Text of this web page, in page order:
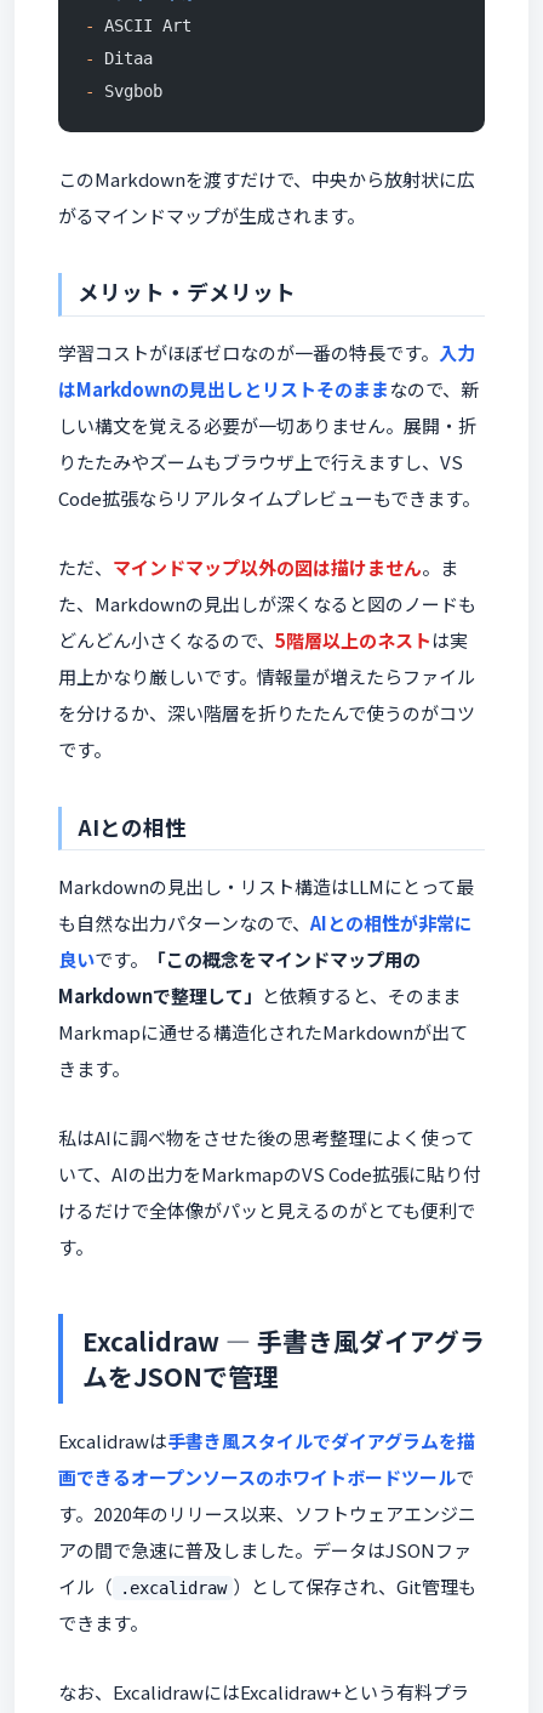
-
ASCII Art
-
Ditaa
-
Svgbob
このMarkdownを渡すだけで、中央から放射状に広
がるマインドマップが生成されます。
メリット・デメリット
学習コストがほぼゼロなのが一番の特長です。 入力
はMarkdownの見出しとリストそのままなので、新
しい構文を覚える必要が一切ありません。展開・折
りたたみやズームもブラウザ上で行えますし、VS
Code拡張ならリアルタイムプレビューもできます。
ただ、 マインドマップ以外の図は描けません。ま
た、Markdownの見出しが深くなると図のノードも
どんどん小さくなるので、 5階層以上のネストは実
用上かなり厳しいです。情報量が増えたらファイル
を分けるか、深い階層を折りたたんで使うのがコツ
です。
AIとの相性
Markdownの見出し・リスト構造はLLMにとって最
も自然な出力パターンなので、 AIとの相性が非常に
良いです。
「この概念をマインドマップ用の
Markdownで整理して」 と依頼すると、そのまま
Markmapに通せる構造化されたMarkdownが出て
きます。
私はAIに調べ物をさせた後の思考整理によく使って
いて、AIの出力をMarkmapのVS Code拡張に貼り付
けるだけで全体像がパッと見えるのがとても便利で
す。
Excalidraw — 手書き風ダイアグラ
ムをJSONで管理
Excalidrawは手書き風スタイルでダイアグラムを描
画できるオープンソースのホワイトボードツールで
す。2020年のリリース以来、ソフトウェアエンジニ
アの間で急速に普及しました。データはJSONファ
イル（
.excalidraw ）として保存され、Git管理も
できます。
なお、ExcalidrawにはExcalidraw+という有料プラ